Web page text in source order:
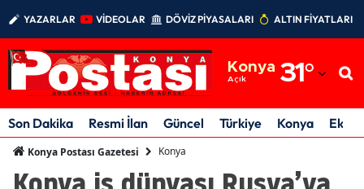
YAZARLAR VİDEOLAR DÖVİZ PİYASALARI ALTIN FİYATLARI
Konya
Açık 31°
Adıyaman
Afyonkarahisar
Amasya
Son Dakika Resmi İlan Güncel Türkiye Konya
Konya Postası Gazetesi Konya